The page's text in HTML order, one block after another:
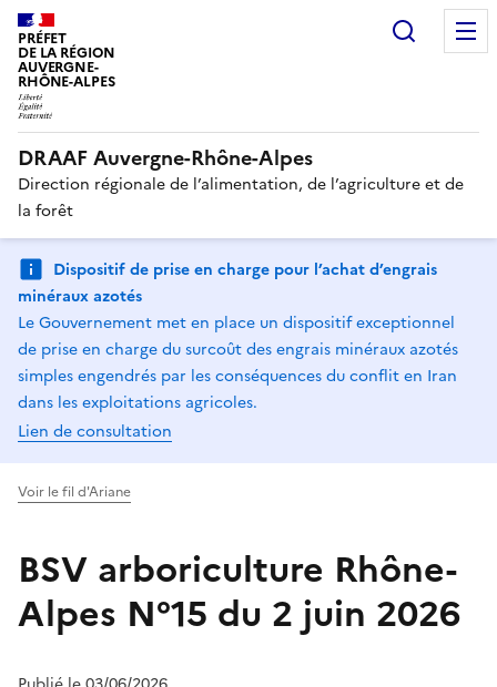
PRÉFET
DE LA RÉGION
AUVERGNE-
RHÔNE-ALPES
DRAAF Auvergne-Rhône-Alpes
Direction régionale de l’alimentation, de l’agriculture et de
la forêt
Dispositif de prise en charge pour l’achat d’engrais
minéraux azotés
Le Gouvernement met en place un dispositif exceptionnel
de prise en charge du surcoût des engrais minéraux azotés
simples engendrés par les conséquences du conflit en Iran
dans les exploitations agricoles.
Lien de consultation
Voir le fil d'Ariane
BSV arboriculture Rhône-
Alpes N°15 du 2 juin 2026